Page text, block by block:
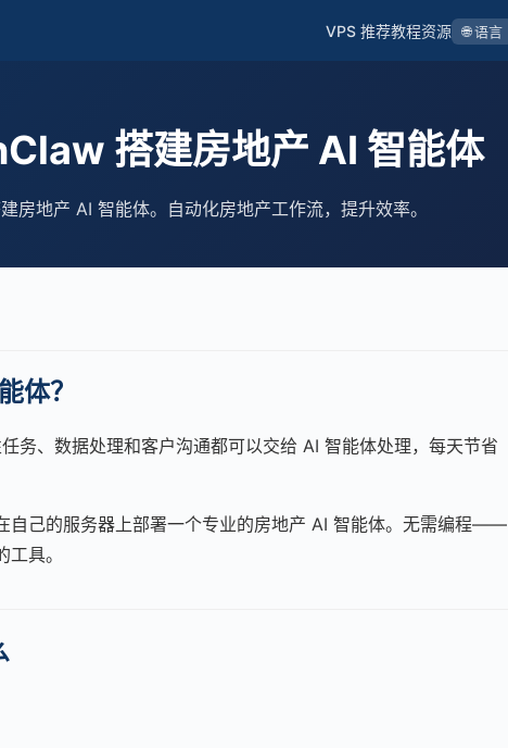
VPS 推荐教程资源 🌐 语言
搭建房地产 AI 智能体
房地产 AI 智能体。自动化房地产工作流，提升效率。
体？
务、数据处理和客户沟通都可以交给 AI 智能体处理，每天节省
自己的服务器上部署一个专业的房地产 AI 智能体。无需编程——
具。